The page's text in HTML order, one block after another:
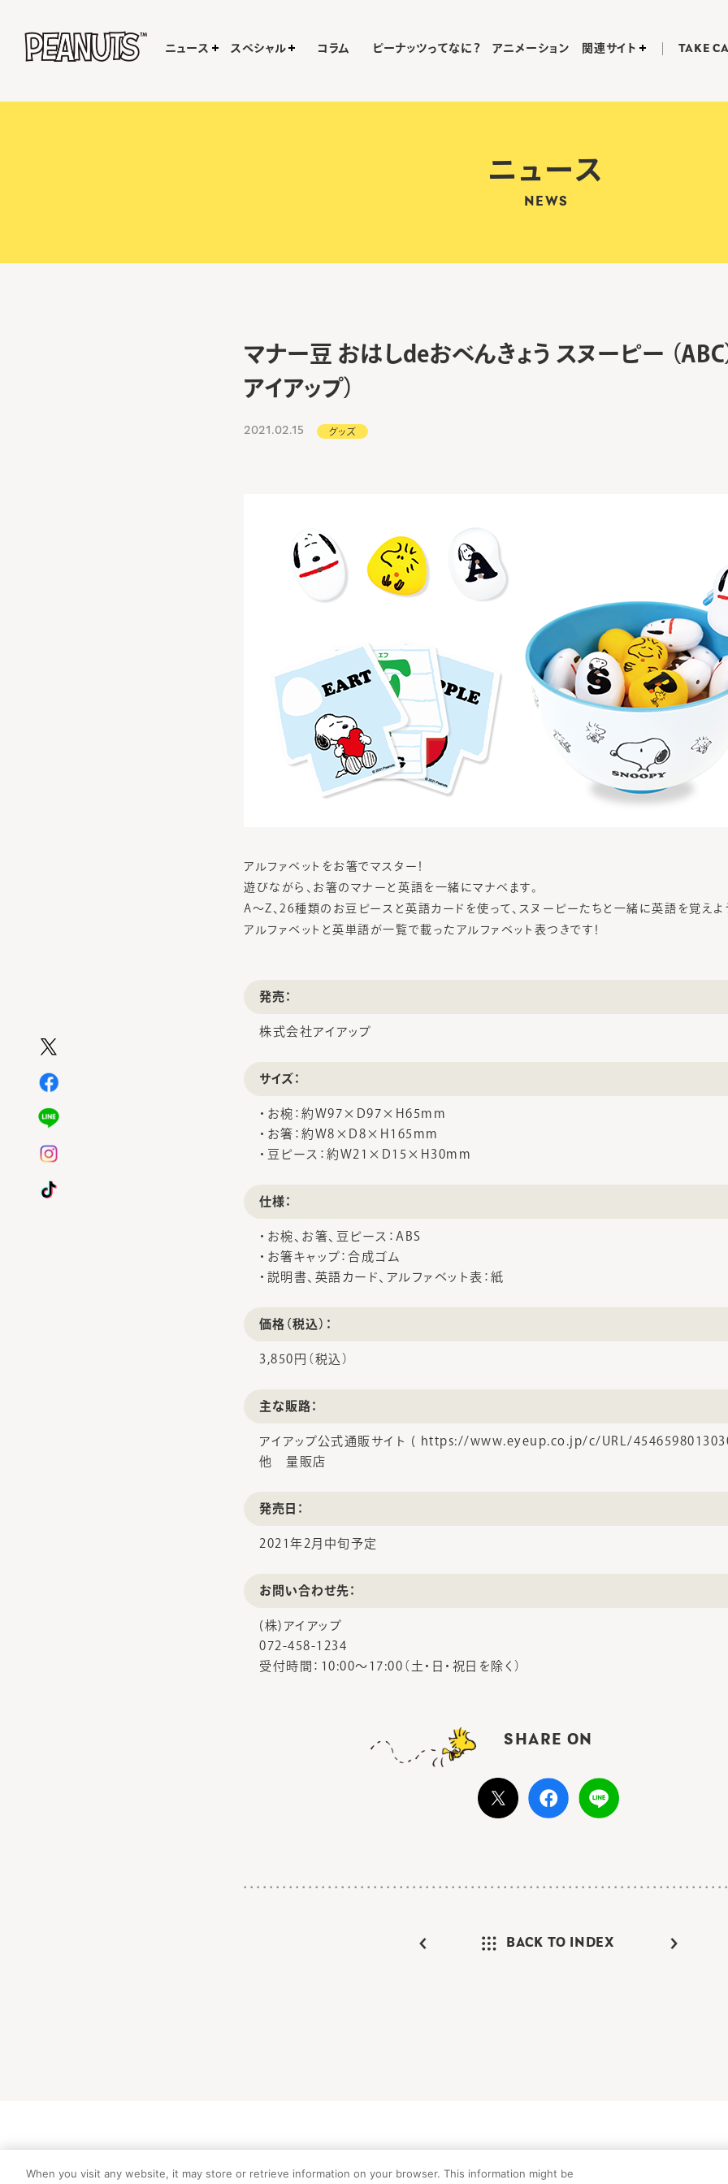
ニュース スペシャル コラム ピーナッツってなに？ アニメーション 関連サイト TAKE
ニュース
NEWS
マナー豆 おはしdeおべんきょう スヌーピー （ABC
アイアップ）
2021.02.15 グッズ
アルファベットをお箸でマスター！
遊びながら、お箸のマナーと英語を一緒にマナべます。
A〜Z、26種類のお豆ピースと英語カードを使って、スヌーピーたちと一緒に英語を覚えよ
アルファベットと英単語が一覧で載ったアルファベット表つきです！
発売：
株式会社アイアップ
サイズ：
・お椀：約W97×D97×H65mm
・お箸：約W8×D8×H165mm
・豆ピース：約W21×D15×H30mm
仕様：
・お椀、お箸、豆ピース：ABS
・お箸キャップ：合成ゴム
・説明書、英語カード、アルファベット表：紙
価格（税込）：
3,850円（税込）
主な販路：
アイアップ公式通販サイト ( https://www.eyeup.co.jp/c/URL/
他 量販店
発売日：
2021年2月中旬予定
お問い合わせ先：
(株)アイアップ
072-458-1234
受付時間：10:00〜17:00（土・日・祝日を除く）
SHARE ON
BACK TO INDEX
When you visit any website, it may store or retrieve information on your browser. This information might be